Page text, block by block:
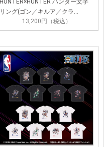
HUNTER×HUNTER ハンター文字
リング(ゴン／キルア／クラ…
13,200円（税込）